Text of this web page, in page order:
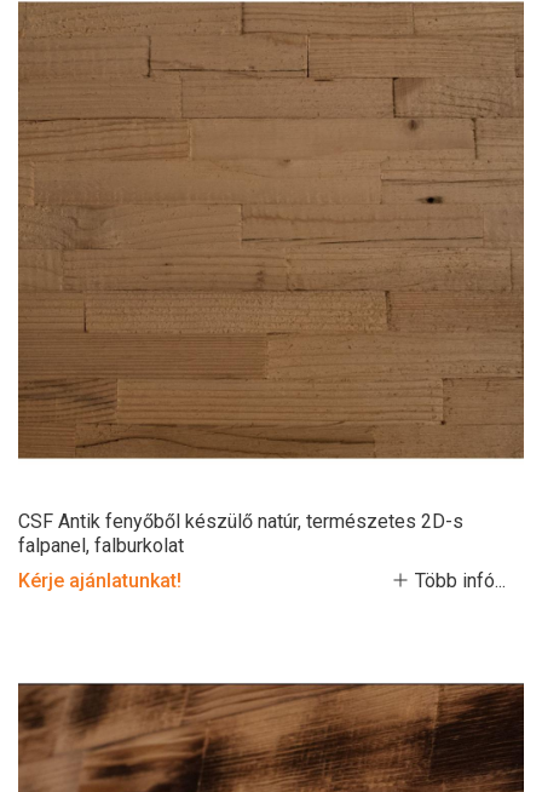
CSF Antik fenyőből készülő natúr, természetes 2D-s
falpanel, falburkolat
Kérje ajánlatunkat!
Több infó...